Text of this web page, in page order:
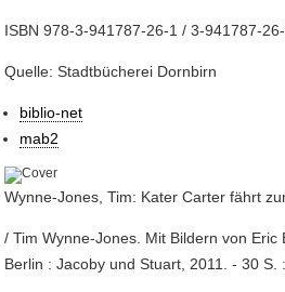
ISBN 978-3-941787-26-1 / 3-941787-
Quelle: Stadtbücherei Dornbirn
biblio-net
mab2
Wynne-Jones, Tim: Kater Carter fährt
/ Tim Wynne-Jones. Mit Bildern von
Berlin : Jacoby und Stuart, 2011. - 30